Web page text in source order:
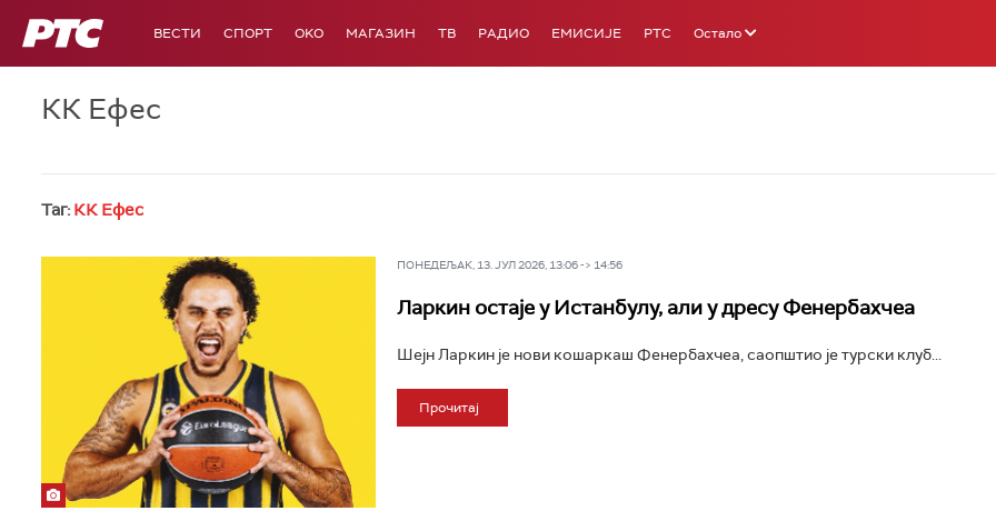
РТС ВЕСТИ СПОРТ OKO МАГАЗИН ТВ РАДИО ЕМИСИЈЕ РТС Остало
КК Ефес
Таг: КК Ефес
ПОНЕДЕЉАК, 13. ЈУЛ 2026, 13:06 -> 14:56
Ларкин остаје у Истанбулу, али у дресу Фенербахчеа
Шејн Ларкин је нови кошаркаш Фенербахчеа, саопштио је турски клуб...
Прочитај